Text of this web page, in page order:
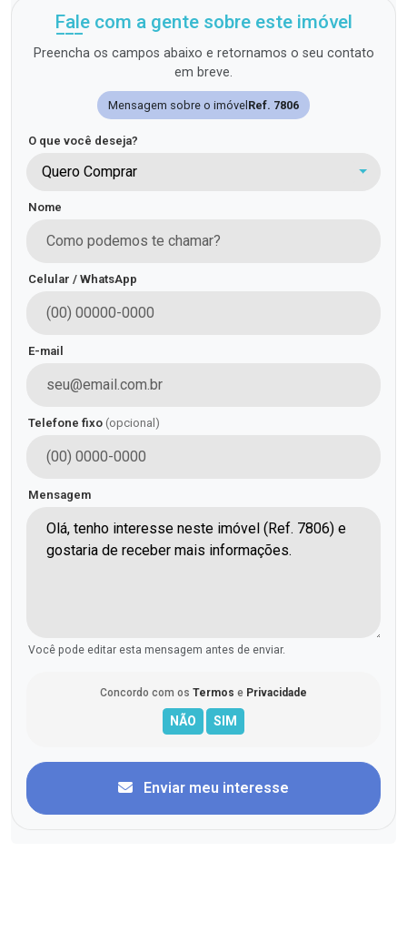
Fale com a gente sobre este imóvel
Preencha os campos abaixo e retornamos o seu contato
em breve.
Mensagem sobre o imóvel Ref. 7806
O que você deseja?
Quero Comprar
Nome
Celular / WhatsApp
E-mail
Telefone fixo (opcional)
Mensagem
Você pode editar esta mensagem antes de enviar.
Concordo com os Termos e Privacidade
Enviar meu interesse